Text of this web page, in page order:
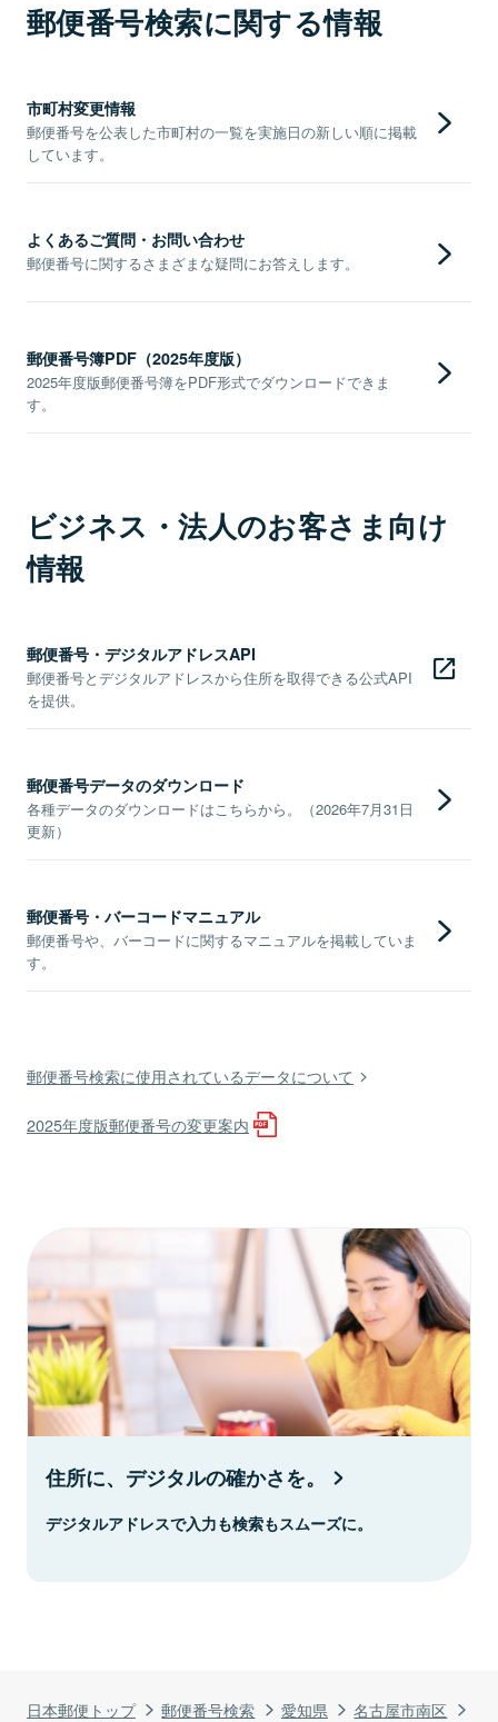
日本郵便トップ 郵便番号検索 愛知県
名古屋市南区
郵便番号検索に関する情報
市町村変更情報
郵便番号を公表した市町村の一覧を実施日の新しい順に掲載
しています。
よくあるご質問・お問い合わせ
郵便番号に関するさまざまな疑問にお答えします。
郵便番号簿PDF（2025年度版）
2025年度版郵便番号簿をPDF形式でダウンロードできま
す。
ビジネス・法人のお客さま向け
情報
郵便番号・デジタルアドレスAPI
郵便番号とデジタルアドレスから住所を取得できる公式API
を提供。
郵便番号データのダウンロード
各種データのダウンロードはこちらから。（2026年7月31日
更新）
郵便番号・バーコードマニュアル
郵便番号や、バーコードに関するマニュアルを掲載していま
す。
郵便番号検索に使用されているデータについて
2025年度版郵便番号の変更案内
住所に、デジタルの確かさを。
デジタルアドレスで入力も検索もスムーズに。